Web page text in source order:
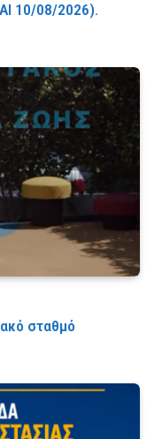
10/08/2026).
σταθμό